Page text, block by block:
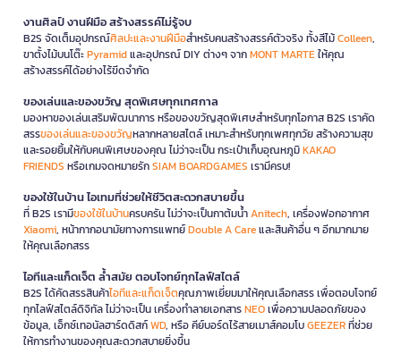
งานศิลป์ งานฝีมือ สร้างสรรค์ไม่รู้จบ
B2S จัดเต็มอุปกรณ์ศิลปะและงานฝีมือสำหรับคนสร้างสรรค์ตัวจริง ทั้งสีไม้Colleen,
ขาตั้งไม้บนโต๊ะPyramidและอุปกรณ์ DIY ต่างๆ จากMONT MARTEให้คุณ
สร้างสรรค์ได้อย่างไร้ขีดจำกัด
ของเล่นและของขวัญ สุดพิเศษทุกเทศกาล
มองหาของเล่นเสริมพัฒนาการ หรือของขวัญสุดพิเศษสำหรับทุกโอกาส B2S เราคัด
สรรของเล่นและของขวัญหลากหลายสไตล์ เหมาะสำหรับทุกเพศทุกวัย สร้างความสุข
และรอยยิ้มให้กับคนพิเศษของคุณ ไม่ว่าจะเป็น กระเป๋าเก็บอุณหภูมิKAKAO
FRIENDS หรือเกมจดหมายรักSIAM BOARDGAMES เรามีครบ!
ของใช้ในบ้าน ไอเทมที่ช่วยให้ชีวิตสะดวกสบายขึ้น
ที่ B2S เรามีของใช้ในบ้านครบครัน ไม่ว่าจะเป็นกาต้มน้ำAnitech, เครื่องฟอกอากาศ
Xiaomi, หน้ากากอนามัยทางการแพทย์Double A Careและสินค้าอื่น ๆ อีกมากมาย
ให้คุณเลือกสรร
ไอทีและแก็ดเจ็ต ล้ำสมัย ตอบโจทย์ทุกไลฟ์สไตล์
B2S ได้คัดสรรสินค้าไอทีและแก็ดเจ็ตคุณภาพเยี่ยมมาให้คุณเลือกสรร เพื่อตอบโจทย์
ทุกไลฟ์สไตล์ดิจิทัล ไม่ว่าจะเป็น เครื่องทำลายเอกสารNEOเพื่อความปลอดภัยของ
ข้อมูล, เอ็กซ์เทอนัลฮาร์ดดิสก์WD, หรือ คีย์บอร์ดไร้สายเมาส์คอมโบGEEZERที่ช่วย
ให้การทำงานของคุณสะดวกสบายยิ่งขึ้น